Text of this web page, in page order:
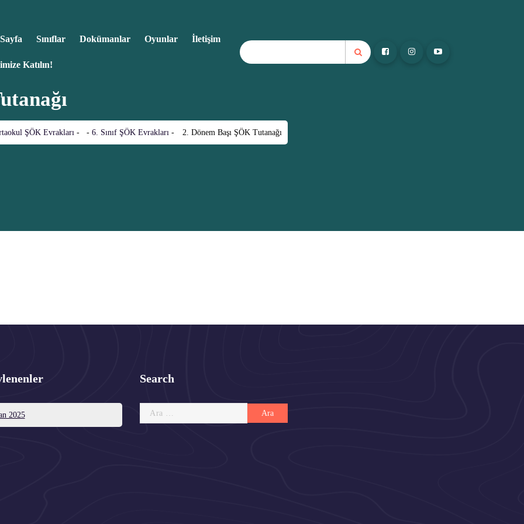
Sınıflar Dokümanlar Oyunlar İletişim
Katılın!
ŞÖK Evrakları - - 6. Sınıf ŞÖK Evrakları - 2. Dönem Başı ŞÖK Tutanağı
2025
Search
Arama: